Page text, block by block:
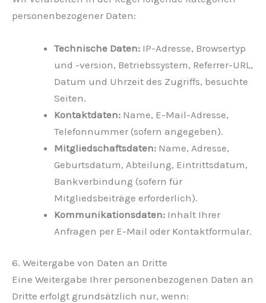
personenbezogener Daten:
Technische Daten: IP-Adresse, Browsertyp
und -version, Betriebssystem, Referrer-URL,
Datum und Uhrzeit des Zugriffs, besuchte
Seiten.
Kontaktdaten: Name, E-Mail-Adresse,
Telefonnummer (sofern angegeben).
Mitgliedschaftsdaten: Name, Adresse,
Geburtsdatum, Abteilung, Eintrittsdatum,
Bankverbindung (sofern für
Mitgliedsbeiträge erforderlich).
Kommunikationsdaten: Inhalt Ihrer
Anfragen per E-Mail oder Kontaktformular.
6. Weitergabe von Daten an Dritte
Eine Weitergabe Ihrer personenbezogenen Daten an
Dritte erfolgt grundsätzlich nur, wenn: